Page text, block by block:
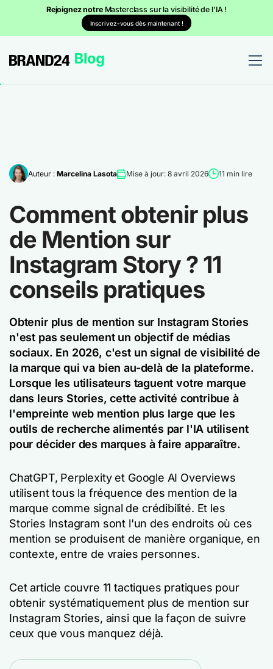
Rejoignez notre Masterclass sur la visibilité de l'IA !
Inscrivez-vous dès maintenant !
Auteur : Marcelina Lasota Mise à jour: 8 avril 2026 11 min lire
Comment obtenir plus
de Mention sur
Instagram Story ? 11
conseils pratiques
Obtenir plus de mention sur Instagram Stories
n'est pas seulement un objectif de médias
sociaux. En 2026, c'est un signal de visibilité de
la marque qui va bien au-delà de la plateforme.
Lorsque les utilisateurs taguent votre marque
dans leurs Stories, cette activité contribue à
l'empreinte web mention plus large que les
outils de recherche alimentés par l'IA utilisent
pour décider des marques à faire apparaître.
ChatGPT, Perplexity et Google AI Overviews
utilisent tous la fréquence des mention de la
marque comme signal de crédibilité. Et les
Stories Instagram sont l'un des endroits où ces
mention se produisent de manière organique, en
contexte, entre de vraies personnes.
Cet article couvre 11 tactiques pratiques pour
obtenir systématiquement plus de mention sur
Instagram Stories, ainsi que la façon de suivre
ceux que vous manquez déjà.